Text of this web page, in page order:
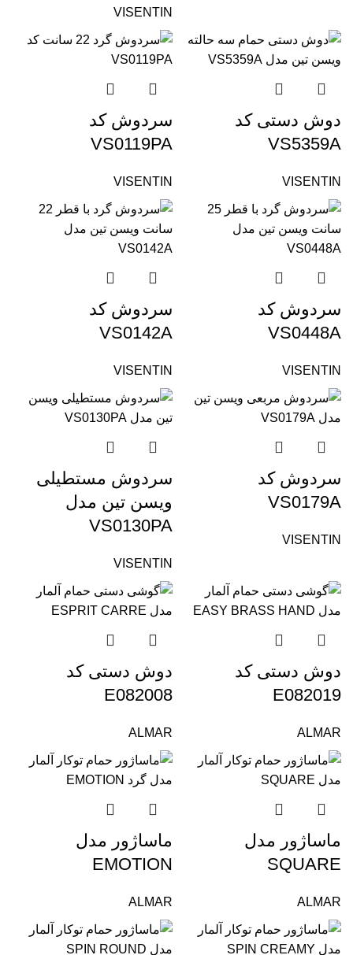
VISENTIN
دوش دستی کد
VS5359A
VISENTIN
سردوش کد
VS0119PA
VISENTIN
سردوش کد
VS0448A
VISENTIN
سردوش کد
VS0142A
VISENTIN
سردوش کد
VS0179A
VISENTIN
سردوش مستطیلی
ویسن تین مدل
VS0130PA
VISENTIN
دوش دستی کد
E082019
ALMAR
دوش دستی کد
E082008
ALMAR
ماساژور مدل
SQUARE
ALMAR
ماساژور مدل
EMOTION
ALMAR